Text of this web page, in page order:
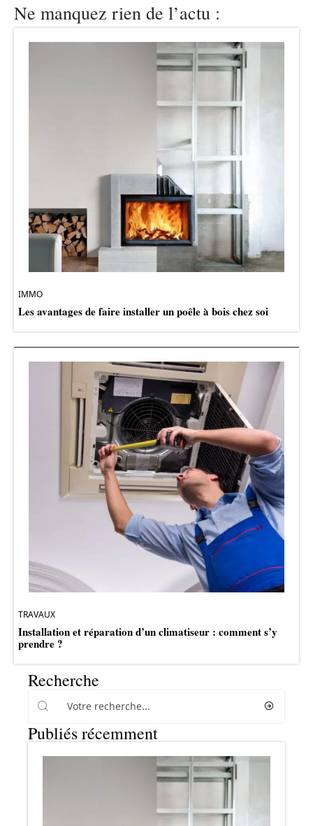
Ne manquez rien de l’actu :
IMMO
Les avantages de faire installer un poêle à bois chez soi
TRAVAUX
Installation et réparation d’un climatiseur : comment s’y
prendre ?
Recherche
Publiés récemment